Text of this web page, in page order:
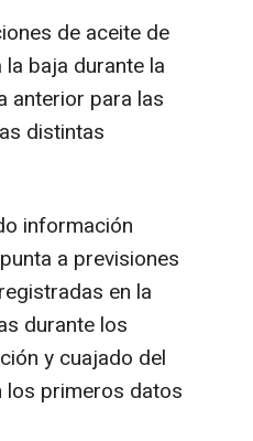
de aceite de
baja durante la
anterior para las
distintas
información
a previsiones
en la
durante los
y cuajado del
primeros datos